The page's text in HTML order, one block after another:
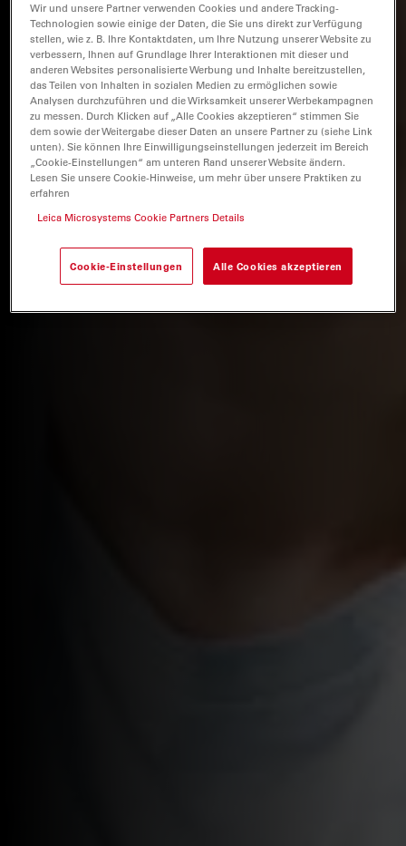
Wir und unsere Partner verwenden Cookies und andere Tracking-
Technologien sowie einige der Daten, die Sie uns direkt zur Verfügung
stellen, wie z. B. Ihre Kontaktdaten, um Ihre Nutzung unserer Website zu
verbessern, Ihnen auf Grundlage Ihrer Interaktionen mit dieser und
anderen Websites personalisierte Werbung und Inhalte bereitzustellen,
das Teilen von Inhalten in sozialen Medien zu ermöglichen sowie
Analysen durchzuführen und die Wirksamkeit unserer Werbekampagnen
zu messen. Durch Klicken auf „Alle Cookies akzeptieren“ stimmen Sie
dem sowie der Weitergabe dieser Daten an unsere Partner zu (siehe Link
unten). Sie können Ihre Einwilligungseinstellungen jederzeit im Bereich
„Cookie-Einstellungen“ am unteren Rand unserer Website ändern.
Lesen Sie unsere Cookie-Hinweise, um mehr über unsere Praktiken zu
erfahren
Leica Microsystems Cookie Partners Details
Cookie-Einstellungen Alle Cookies akzeptieren